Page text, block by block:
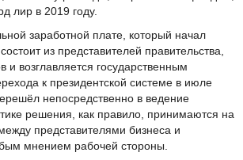
лир в 2019 году.
заработной плате, который начал
из представителей правительства,
и возглавляется государственным
к президентской системе в июле
непосредственно в ведение
решения, как правило, принимаются на
представителями бизнеса и
мнением рабочей стороны.